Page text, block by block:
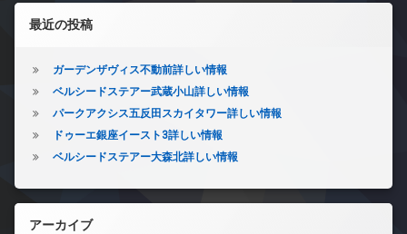
左サイドバー
最近の投稿
ガーデンザヴィス不動前詳しい情報
ベルシードステアー武蔵小山詳しい情報
パークアクシス五反田スカイタワー詳しい情報
ドゥーエ銀座イースト3詳しい情報
ベルシードステアー大森北詳しい情報
アーカイブ